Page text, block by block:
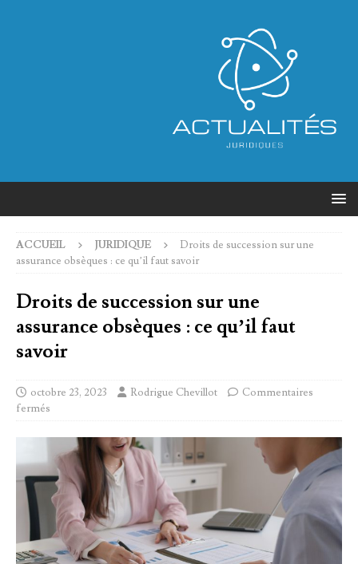
ACCUEIL JURIDIQUE
Droits de succession sur une
assurance obsèques : ce qu’il faut savoir
Droits de succession sur une
assurance obsèques : ce qu’il faut
savoir
octobre 23, 2023 Rodrigue Chevillot
Commentaires
fermés